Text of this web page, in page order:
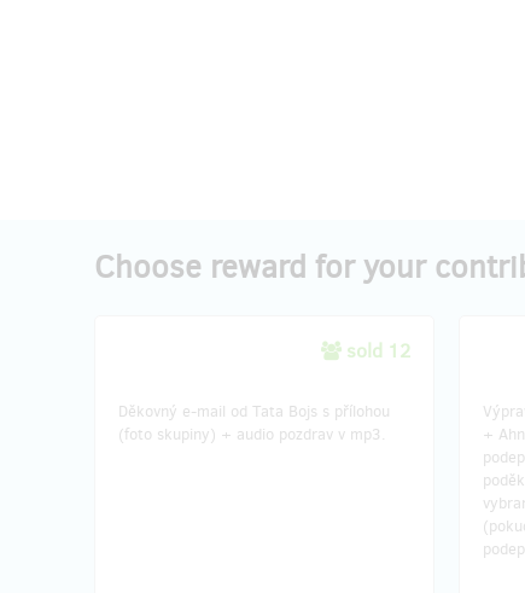
Choose reward for your
sold 12
Děkovný e-mail od Tata Bojs s přílohou
(foto skupiny) + audio pozdrav v mp3.
+